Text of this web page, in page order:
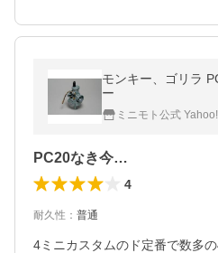
モンキー、ゴリラ
ー
ミニモト公式
PC20なき今…
4
耐久性 ： 普通
4ミニカスタムのド定番で数多